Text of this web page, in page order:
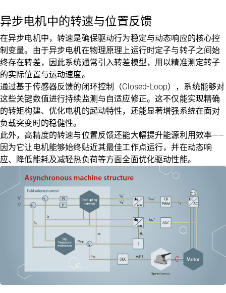
异步电机中的转速与位置反馈
在异步电机中，转速是确保驱动行为稳定与动态响应的核心控
制变量。由于异步电机在物理原理上运行时定子与转子之间始
终存在转差，因此系统通常引入转差模型，用以精准测定转子
的实际位置与运动速度。
通过基于传感器反馈的闭环控制（Closed-Loop），系统能够对
这些关键数值进行持续监测与自适应修正。这不仅能实现精确
的转矩构建、优化电机的起动特性，还能显著增强系统在面对
负载突变时的稳健性。
此外，高精度的转速与位置反馈还能大幅提升能源利用效率——
因为它让电机能够始终贴近其最佳工作点运行，并在动态响
应、降低能耗及减轻热负荷等方面全面优化驱动性能。